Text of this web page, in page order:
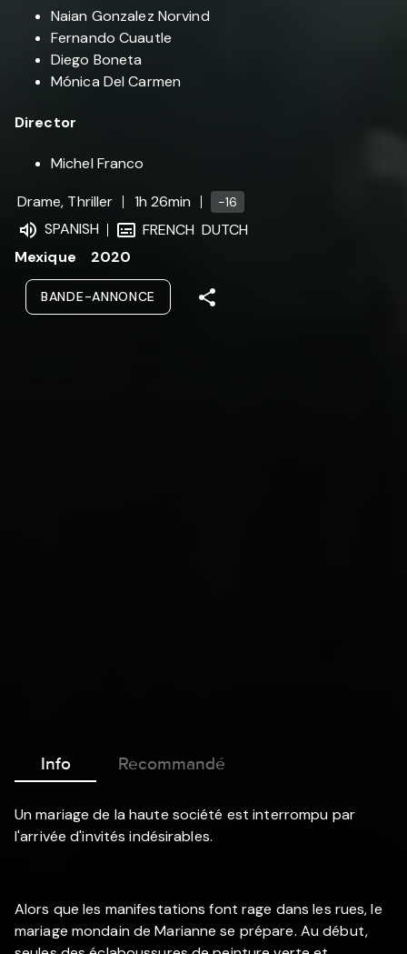
Naian Gonzalez Norvind
Fernando Cuautle
Diego Boneta
Mónica Del Carmen
Director
Michel Franco
Drame, Thriller
1h 26min -16
SPANISH FRENCH DUTCH
Mexique
2020
BANDE-ANNONCE
Info Recommandé
Un mariage de la haute société est interrompu par
l'arrivée d'invités indésirables.
Alors que les manifestations font rage dans les rues, le
mariage mondain de Marianne se prépare. Au début,